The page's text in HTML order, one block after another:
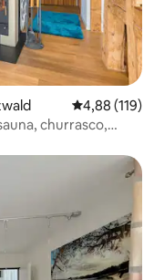
4,88 de uma
4,88 (119)
churrasco,